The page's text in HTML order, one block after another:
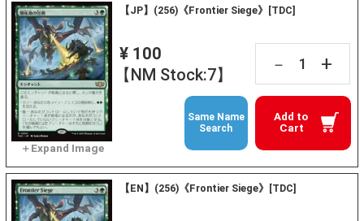
【JP】(256)《Frontier Siege》[TDC]
¥ 100
【NM Stock:7】
－ +
Add to
Cart
Same Name
Search
【EN】(256)《Frontier Siege》[TDC]